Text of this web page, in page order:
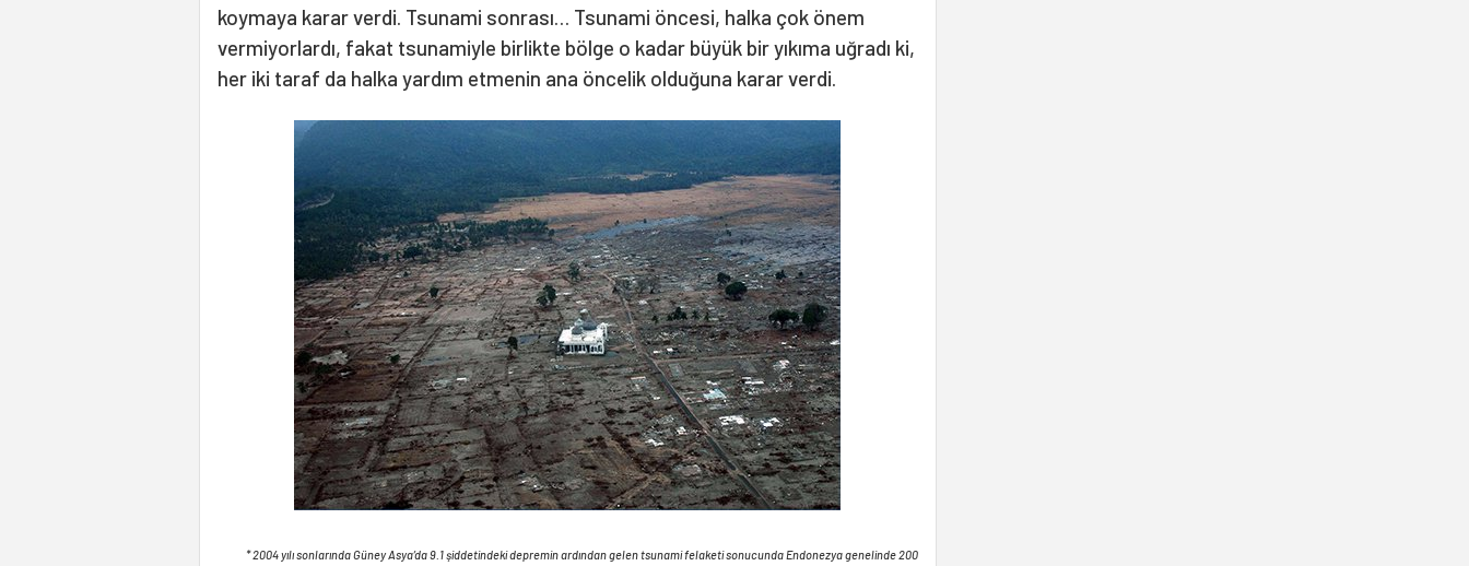
koymaya karar verdi. Tsunami sonrası… Tsunami öncesi, halka çok önem
vermiyorlardı, fakat tsunamiyle birlikte bölge o kadar büyük bir yıkıma uğradı ki,
her iki taraf da halka yardım etmenin ana öncelik olduğuna karar verdi.
* 2004 yılı sonlarında Güney Asya’da 9.1 şiddetindeki depremin ardından gelen tsunami felaketi sonucunda Endonezya genelinde 200